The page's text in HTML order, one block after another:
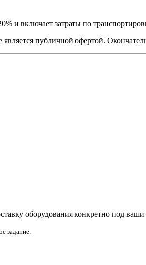
и включает затраты по
публичной офертой.
оборудования конкретно под ваши
задание.